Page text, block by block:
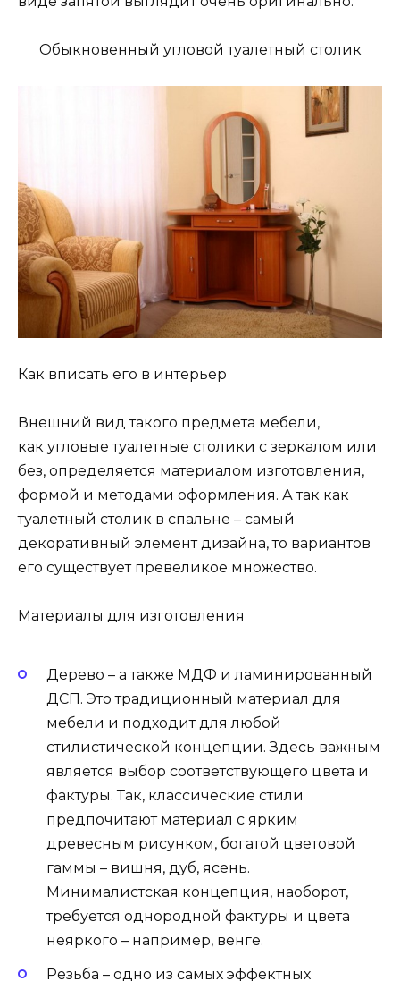
Обыкновенный угловой туалетный столик
Как вписать его в интерьер
Внешний вид такого предмета мебели,
как угловые туалетные столики с зеркалом или
без, определяется материалом изготовления,
формой и методами оформления. А так как
туалетный столик в спальне – самый
декоративный элемент дизайна, то вариантов
его существует превеликое множество.
Материалы для изготовления
Дерево – а также МДФ и ламинированный
ДСП. Это традиционный материал для
мебели и подходит для любой
стилистической концепции. Здесь важным
является выбор соответствующего цвета и
фактуры. Так, классические стили
предпочитают материал с ярким
древесным рисунком, богатой цветовой
гаммы – вишня, дуб, ясень.
Минималистская концепция, наоборот,
требуется однородной фактуры и цвета
неяркого – например, венге.
Резьба – одно из самых эффектных